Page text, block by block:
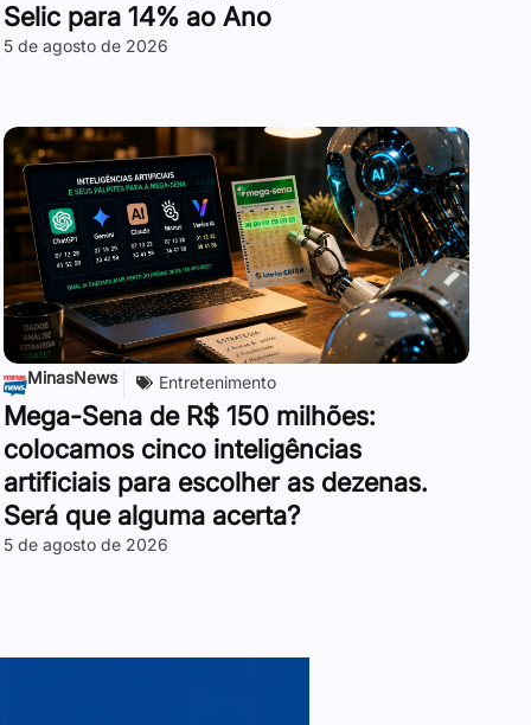
Selic para 14% ao Ano
5 de agosto de 2026
MinasNews Entretenimento
Mega-Sena de R$ 150 milhões:
colocamos cinco inteligências
artificiais para escolher as dezenas.
Será que alguma acerta?
5 de agosto de 2026